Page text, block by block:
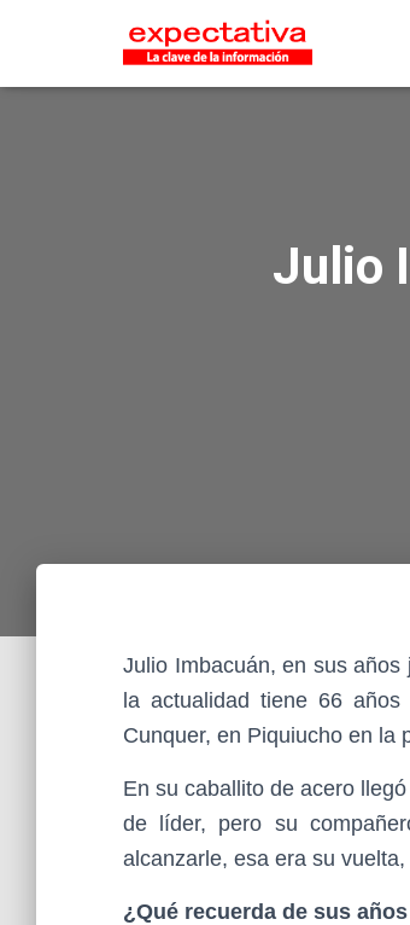
Julio
Julio Imbacuán, en sus
la actualidad tiene 66
Cunquer, en Piquiucho en la
En su caballito de acero
de líder, pero su
alcanzarle, esa era su
¿Qué recuerda de sus